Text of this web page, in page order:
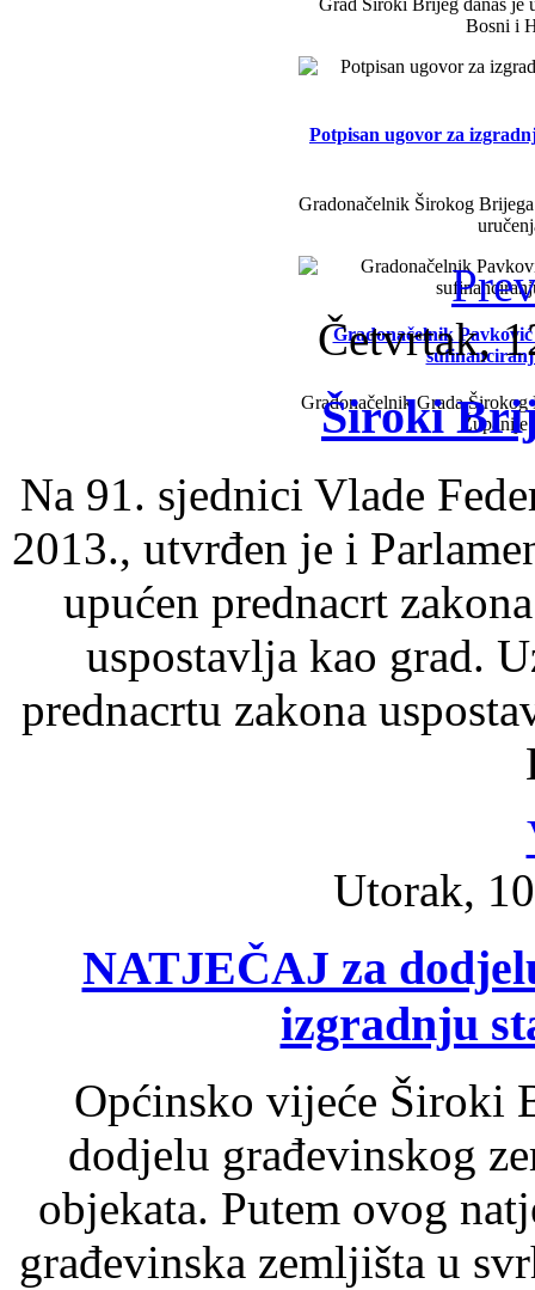
Grad Široki Brijeg danas je
Bosni i
Potpisan ugovor za
Gradonačelnik Širokog
Gradonačelnik
Gradonačelnik Grada
Četvrtak,
Široki
Na 91. sjednici Vlade
2013., utvrđen je i
upućen prednacrt
uspostavlja kao grad.
prednacrtu zakona
Utorak,
NATJEČAJ za
izgradnju
Općinsko vijeće Široki
dodjelu građevinskog
objekata. Putem ovog
građevinska zemljišta u